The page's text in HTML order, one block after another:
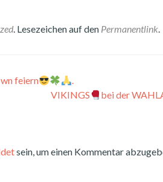
. Lesezeichen auf den Permanentlink.
feiern
.
VIKINGS
bei der
sein, um einen Kommentar